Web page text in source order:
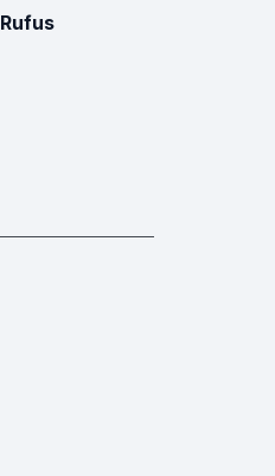
Rufus